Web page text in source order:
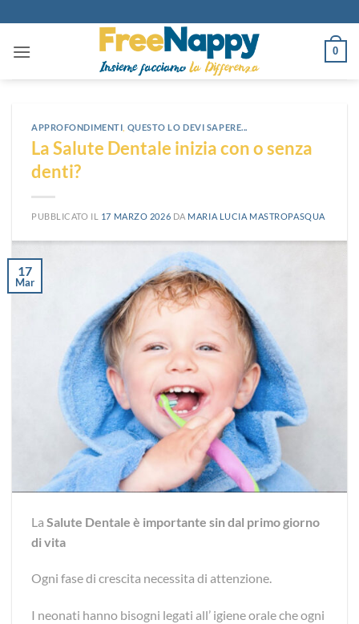
contenuti
0
APPROFONDIMENTI QUESTO LO DEVI SAPERE...
La Salute Dentale inizia con o senza
denti?
PUBBLICATO IL 17 MARZO 2026 DA MARIA LUCIA MASTROPASQUA
17
Mar
La Salute Dentale è importante sin dal primo giorno
di vita
Ogni fase di crescita necessita di attenzione.
I neonati hanno bisogni legati all’ igiene orale che ogni